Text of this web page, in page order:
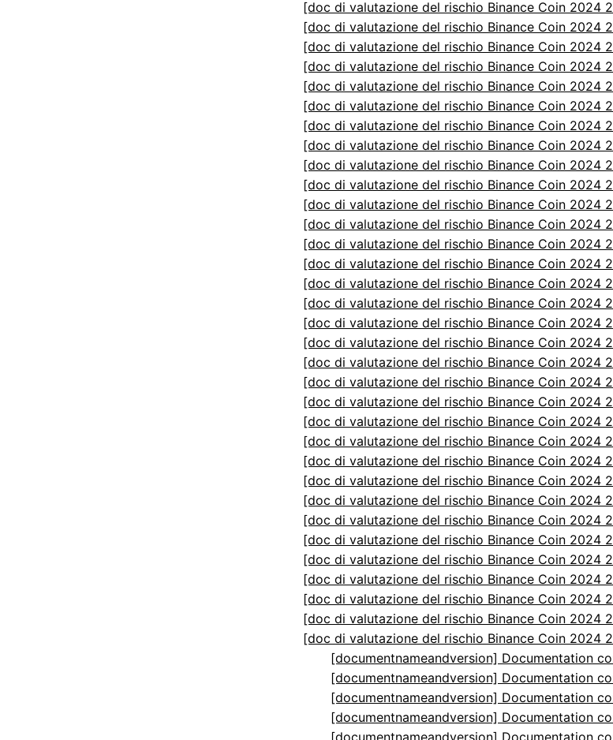
[doc di valutazione del rischio Binance Coin 2024
[doc di valutazione del rischio Binance Coin 2024
[doc di valutazione del rischio Binance Coin 2024
[doc di valutazione del rischio Binance Coin 2024
[doc di valutazione del rischio Binance Coin 2024
[doc di valutazione del rischio Binance Coin 2024
[doc di valutazione del rischio Binance Coin 2024
[doc di valutazione del rischio Binance Coin 2024
[doc di valutazione del rischio Binance Coin 2024
[doc di valutazione del rischio Binance Coin 2024
[doc di valutazione del rischio Binance Coin 2024
[doc di valutazione del rischio Binance Coin 2024
[doc di valutazione del rischio Binance Coin 2024
[doc di valutazione del rischio Binance Coin 2024
[doc di valutazione del rischio Binance Coin 2024
[doc di valutazione del rischio Binance Coin 2024
[doc di valutazione del rischio Binance Coin 2024
[doc di valutazione del rischio Binance Coin 2024
[doc di valutazione del rischio Binance Coin 2024
[doc di valutazione del rischio Binance Coin 2024
[doc di valutazione del rischio Binance Coin 2024
[doc di valutazione del rischio Binance Coin 2024
[doc di valutazione del rischio Binance Coin 2024
[doc di valutazione del rischio Binance Coin 2024
[doc di valutazione del rischio Binance Coin 2024
[doc di valutazione del rischio Binance Coin 2024
[doc di valutazione del rischio Binance Coin 2024
[doc di valutazione del rischio Binance Coin 2024
[doc di valutazione del rischio Binance Coin 2024
[doc di valutazione del rischio Binance Coin 2024
[doc di valutazione del rischio Binance Coin 2024
[doc di valutazione del rischio Binance Coin 2024
[doc di valutazione del rischio Binance Coin 2024
[documentnameandversion] Documentation
[documentnameandversion] Documentation
[documentnameandversion] Documentation
[documentnameandversion] Documentation